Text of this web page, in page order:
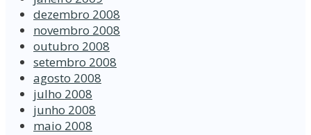
dezembro 2008
novembro 2008
outubro 2008
setembro 2008
agosto 2008
julho 2008
junho 2008
maio 2008